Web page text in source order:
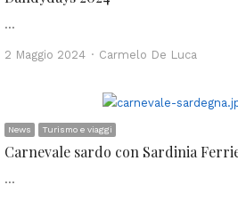
…
2 Maggio 2024 Author
Carmelo De Luca
News Turismo e viaggi
Carnevale sardo con Sardinia
…